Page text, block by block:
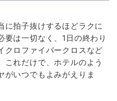
に拍子抜けするほどラクに
は一切なく、1日の終わり
クロファイバークロスなど
これだけで、ホテルのよう
がいつでもよみがえりま